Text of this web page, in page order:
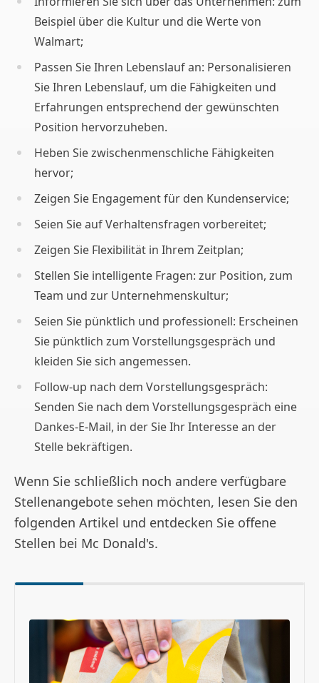
Beispiel über die Kultur und die Werte von
Walmart;
Passen Sie Ihren Lebenslauf an: Personalisieren
Sie Ihren Lebenslauf, um die Fähigkeiten und
Erfahrungen entsprechend der gewünschten
Position hervorzuheben.
Heben Sie zwischenmenschliche Fähigkeiten
hervor;
Zeigen Sie Engagement für den Kundenservice;
Seien Sie auf Verhaltensfragen vorbereitet;
Zeigen Sie Flexibilität in Ihrem Zeitplan;
Stellen Sie intelligente Fragen: zur Position, zum
Team und zur Unternehmenskultur;
Seien Sie pünktlich und professionell: Erscheinen
Sie pünktlich zum Vorstellungsgespräch und
kleiden Sie sich angemessen.
Follow-up nach dem Vorstellungsgespräch:
Senden Sie nach dem Vorstellungsgespräch eine
Dankes-E-Mail, in der Sie Ihr Interesse an der
Stelle bekräftigen.
Wenn Sie schließlich noch andere verfügbare
Stellenangebote sehen möchten, lesen Sie den
folgenden Artikel und entdecken Sie offene
Stellen bei Mc Donald's.